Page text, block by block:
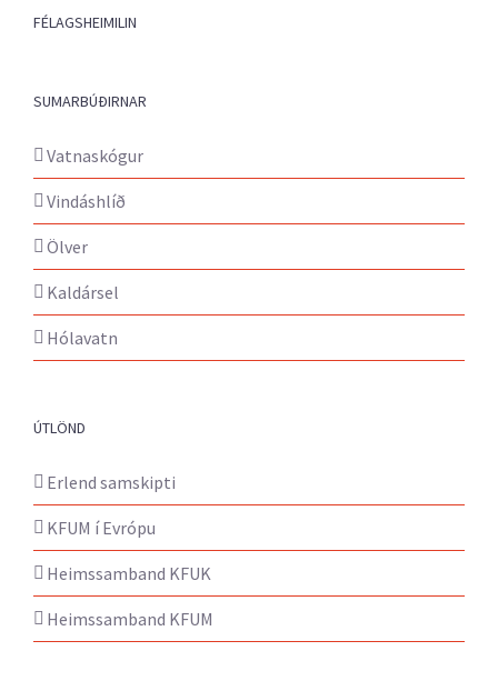
FÉLAGSHEIMILIN
SUMARBÚÐIRNAR
Vatnaskógur
Vindáshlíð
Ölver
Kaldársel
Hólavatn
ÚTLÖND
Erlend samskipti
KFUM í Evrópu
Heimssamband KFUK
Heimssamband KFUM